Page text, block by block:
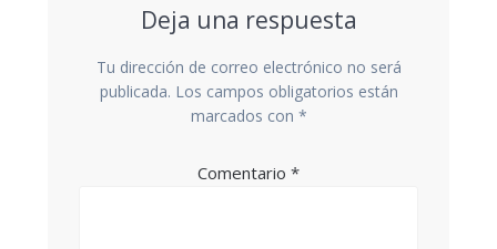
Deja una respuesta
Tu dirección de correo electrónico no será
publicada. Los campos obligatorios están
marcados con *
Comentario *